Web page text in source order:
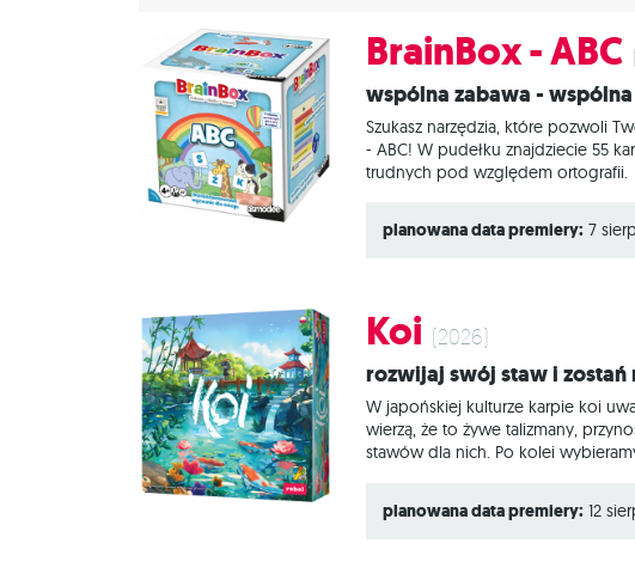
BrainBox - ABC
Wspólna zabawa -
Szukasz narzędzia, które pozwoli
- ABC! W pudełku znajdziecie 55
trudnych pod względem ortografii.
mają obrazek (należy przyjrzeć mu
planowana data premiery: 7
Koi (2026)
Rozwijaj swój staw i
W japońskiej kulturze karpie koi
wierzą, że to żywe talizmany,
stawów dla nich. Po kolei
planowana data premiery: 12